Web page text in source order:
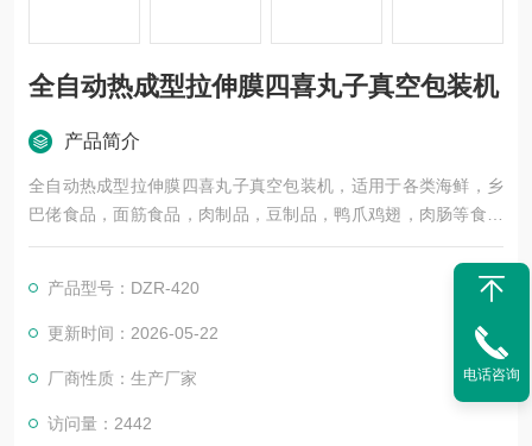
全自动热成型拉伸膜四喜丸子真空包装机
产品简介
全自动热成型拉伸膜四喜丸子真空包装机，适用于各类海鲜，乡
巴佬食品，面筋食品，肉制品，豆制品，鸭爪鸡翅，肉肠等食品
的真空包装。特别适用于批量生产的厂家，产量高，节约人工，
产品型号：DZR-420
更新时间：2026-05-22
厂商性质：生产厂家
访问量：2442
电话咨询